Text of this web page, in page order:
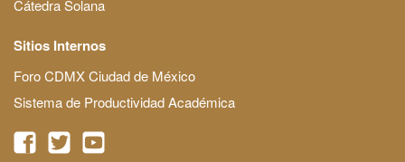
Cátedra Solana
Sitios Internos
Foro CDMX Ciudad de México
Sistema de Productividad Académica